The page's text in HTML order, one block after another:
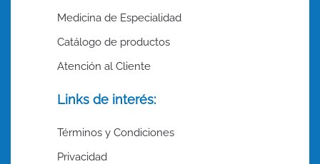
Medicina de Especialidad
Catálogo de productos
Atención al Cliente
Links de interés:
Términos y Condiciones
Privacidad